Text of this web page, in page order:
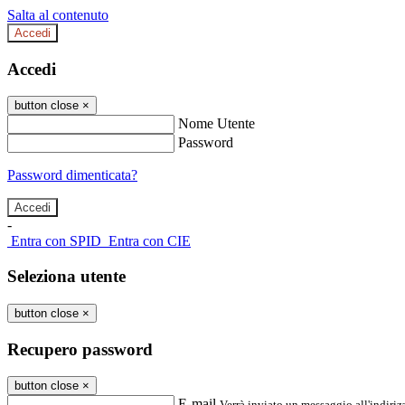
Salta al contenuto
Accedi
Accedi
button close ×
Nome Utente
Password
Password dimenticata?
-
Entra con SPID Entra con CIE
Seleziona utente
button close ×
Recupero password
button close ×